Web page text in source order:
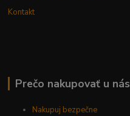
Kontakt
Prečo nakupovať u nás
Nakupuj bezpečne